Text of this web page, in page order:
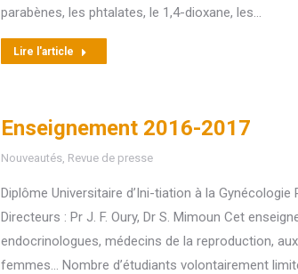
parabènes, les phtalates, le 1,4-dioxane, les…
Lire l'article
Enseignement 2016-2017
Nouveautés Revue de presse
Diplôme Universitaire d’Ini-tiation à la
Directeurs : Pr J. F. Oury, Dr S. Mimoun Cet
endocrinologues, médecins de la reproduction,
femmes… Nombre d’étudiants volontairement